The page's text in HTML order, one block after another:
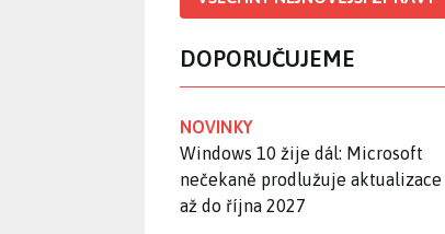
DOPORUČUJEME
NOVINKY
Windows 10 žije dál: Microsoft
nečekaně prodlužuje aktualizace
až do října 2027